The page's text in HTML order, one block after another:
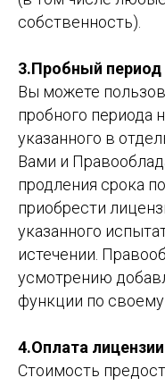
собственность).
3.Пробный период
Вы можете
пробного периода
указанного в
Вами и
продления срока
приобрести
указанного
истечении.
усмотрению
функции по
4.Оплата лицензии
Стоимость